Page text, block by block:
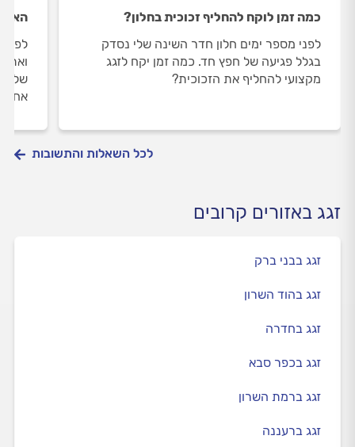
כמה זמן לוקח להחליף זכוכית בחלון?
לפני מספר ימים חלון חדר השינה שלי נסדק
בגלל פגיעה של חפץ חד. כמה זמן יקח לזגג
מקצועי להחליף את הזכוכית?
האם
של
לכל השאלות והתשובות
זגג באזורים קרובים
זגג בבני ברק
זגג בהוד השרון
זגג בחדרה
זגג בכפר סבא
זגג ברמת השרון
זגג ברעננה